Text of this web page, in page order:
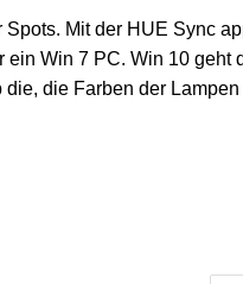
Mit der HUE Sync
Win 7 PC. Win 10 geht
die Farben der